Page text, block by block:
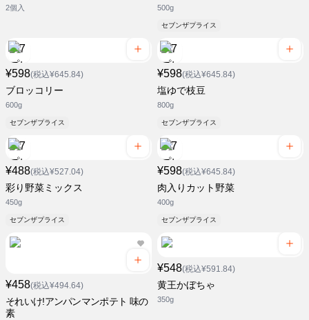
2個入 500g
セブンザプライス
¥598(税込¥645.84)
ブロッコリー
600g
セブンザプライス
¥598(税込¥645.84)
塩ゆで枝豆
800g
セブンザプライス
¥488(税込¥527.04)
彩り野菜ミックス
450g
セブンザプライス
¥598(税込¥645.84)
肉入りカット野菜
400g
セブンザプライス
¥458(税込¥494.64)
それいけ!アンパンマンポテト 味の
素
¥548(税込¥591.84)
黄王かぼちゃ
350g